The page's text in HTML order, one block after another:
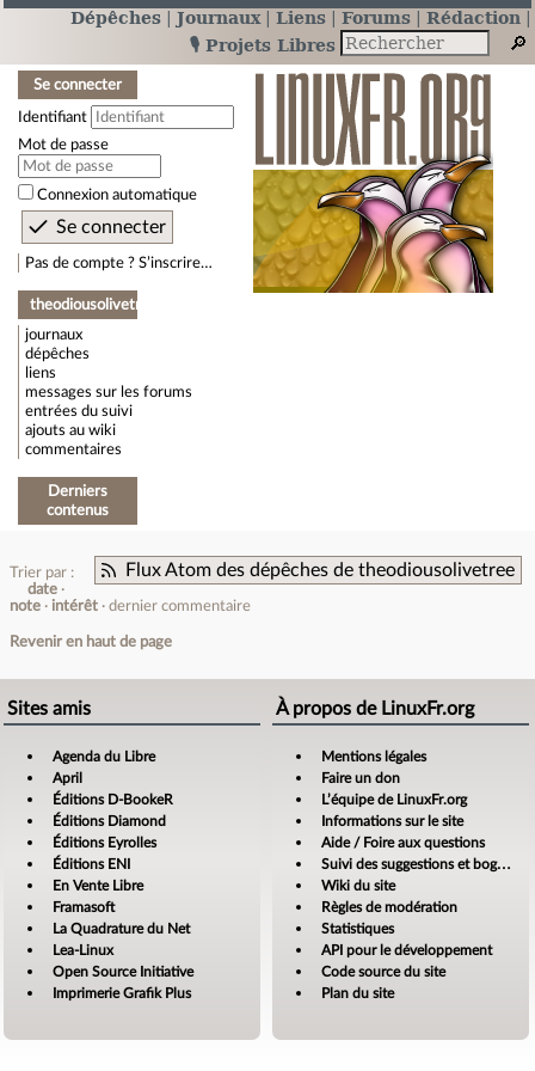
Dépêches Journaux Liens Forums
Rédaction
🎙️ Projets Libres
Se connecter
Identifiant
Mot de passe
Connexion automatique
Pas de compte ? S’inscrire…
theodiousolivetree
journaux
dépêches
liens
messages sur les forums
entrées du suivi
ajouts au wiki
commentaires
Derniers
contenus
Flux Atom des dépêches de theodiousolivetree
Trier par :
date
note
intérêt dernier commentaire
Revenir en haut de page
Sites amis
Agenda du Libre
April
Éditions D-BookeR
Éditions Diamond
Éditions Eyrolles
Éditions ENI
En Vente Libre
Framasoft
La Quadrature du Net
Lea-Linux
Open Source Initiative
Imprimerie Grafik Plus
À propos de LinuxFr.org
Mentions légales
Faire un don
L’équipe de LinuxFr.org
Informations sur le site
Aide / Foire aux questions
Suivi des suggestions et bogues
Wiki du site
Règles de modération
Statistiques
API pour le développement
Code source du site
Plan du site